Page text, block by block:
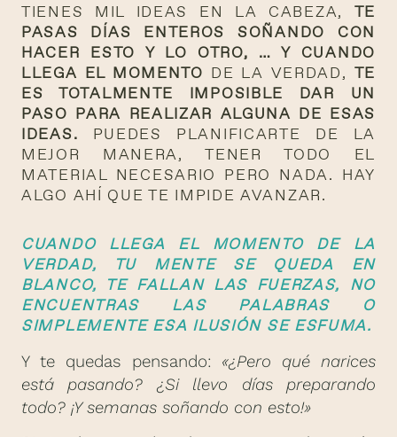
TIENES MIL IDEAS EN LA CABEZA, TE
PASAS DÍAS ENTEROS SOÑANDO CON
HACER ESTO Y LO OTRO, … Y CUANDO
LLEGA EL MOMENTO DE LA VERDAD, TE
ES TOTALMENTE IMPOSIBLE DAR UN
PASO PARA REALIZAR ALGUNA DE ESAS
IDEAS. PUEDES PLANIFICARTE DE LA
MEJOR MANERA, TENER TODO EL
MATERIAL NECESARIO PERO NADA. HAY
ALGO AHÍ QUE TE IMPIDE AVANZAR.
CUANDO LLEGA EL MOMENTO DE LA
VERDAD, TU MENTE SE QUEDA EN
BLANCO, TE FALLAN LAS FUERZAS, NO
ENCUENTRAS LAS PALABRAS O
SIMPLEMENTE ESA ILUSIÓN SE ESFUMA.
Y te quedas pensando: «¿Pero qué narices
está pasando? ¿Si llevo días preparando
todo? ¡Y semanas soñando con esto!»